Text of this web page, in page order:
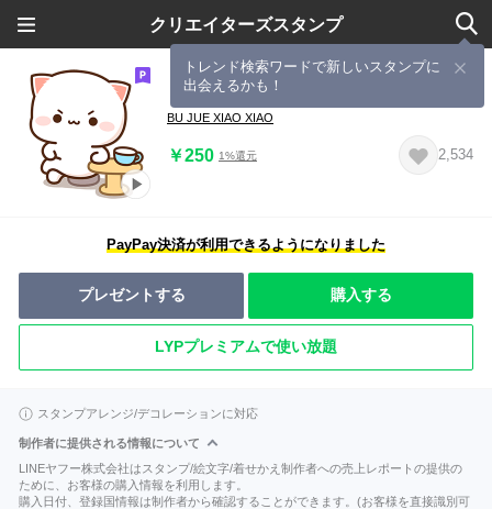
クリエイターズスタンプ
トレンド検索ワードで新しいスタンプに
出会えるかも！
もちもち動くももねこちゃん8
BU JUE XIAO XIAO
￥250 1%還元 2,534
PayPay決済が利用できるようになりました
プレゼントする 購入する
LYPプレミアムで使い放題
スタンプアレンジ/デコレーションに対応
制作者に提供される情報について
LINEヤフー株式会社はスタンプ/絵文字/着せかえ制作者への売上レポートの提供の
ために、お客様の購入情報を利用します。
購入日付、登録国情報は制作者から確認することができます。(お客様を直接識別可